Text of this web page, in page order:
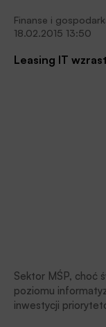
obejmuje wyniki
zatrudniających
ich przedstawicieli
Finanse i
18.02.2015 13:50
Leasing IT
Sektor MŚP, choć
poziomu
inwestycji